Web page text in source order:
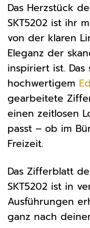
Das Herzstück
SKT5202 ist ihr
von der klaren
Eleganz der
inspiriert ist. Das
hochwertigem
gearbeitete
einen zeitlosen
passt – ob im
Freizeit.
Das Zifferblatt
SKT5202 ist in
Ausführungen
ganz nach